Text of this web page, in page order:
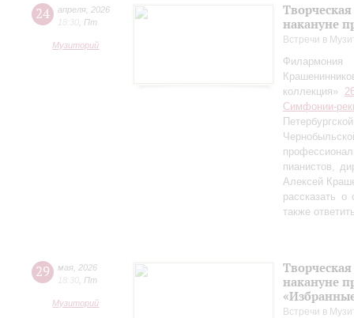
24 апреля 2026
18:30 Пт
Музиторий
накануне
Встречи в
коллекция»
Симфонии-
пианистов,
Алексей
рассказать
также
29 мая 2026
18:30 Пт
Музиторий
накануне
Встречи в